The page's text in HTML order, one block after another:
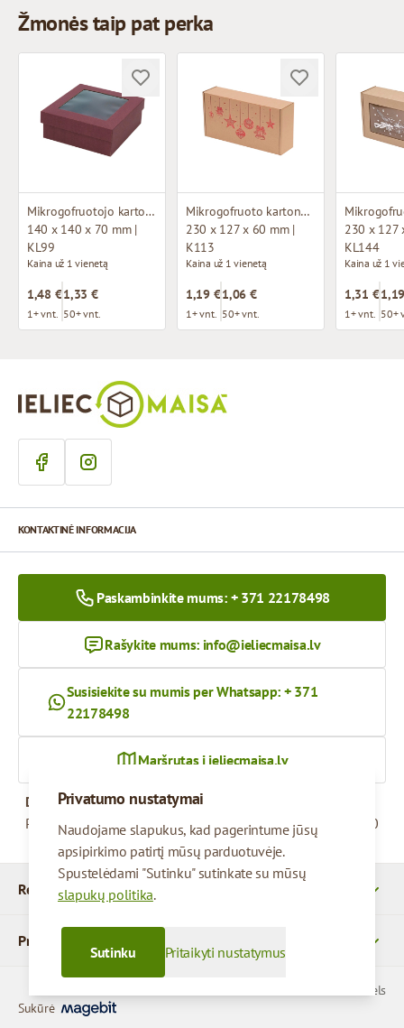
Žmonės taip pat perka
Mikrogofruotojo kartono dėžutė su langu
140 x 140 x 70 mm |
KL99
Kaina už 1 vienetą
1,48 €
1+ vnt.
1,33 €
50+ vnt.
Mikrogofruoto kartono dėžutė
230 x 127 x 60 mm |
K113
Kaina už 1 vienetą
1,19 €
1+ vnt.
1,06 €
50+ vnt.
230 x 127
KL144
Kaina už 1
1,31 €
1+ vnt. 50+
Privatumo nustatymai
Naudojame slapukus, kad pagerintume jūsų
apsipirkimo patirtį mūsų parduotuvėje.
Spustelėdami "Sutinku" sutinkate su mūsų
slapukų politika.
Pritaikyti nustatymus
Sutinku
Rekvizitai
Produktai
KONTAKTINĖ INFORMACIJA
Paskambinkite mums: + 371 22178498
Rašykite mums: info@ieliecmaisa.lv
Susisiekite su mumis per Whatsapp: + 371
22178498
Maršrutas į ieliecmaisa.lv
Darbo valandos
Pirmadienis – penktadienis
09:00 - 17:00
© 2026 SIA Parcels
Sukūrė